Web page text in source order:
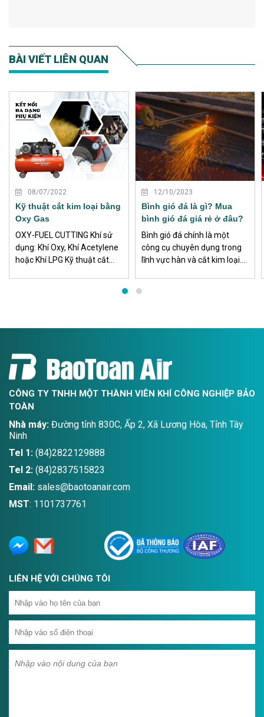
BÀI VIẾT LIÊN QUAN
XEM THÊM
08/07/2022
Kỹ thuật cắt kim loại bằng
Oxy Gas
OXY-FUEL CUTTING Khí sử
dụng: Khí Oxy, Khí Acetylene
hoặc Khí LPG Kỹ thuật cắt
XEM THÊM
12/10/2023
Bình gió đá là gì? Mua
bình gió đá giá rẻ ở đâu?
Bình gió đá chính là một
công cụ chuyên dụng trong
lĩnh vực hàn và cắt kim loại.
CÔNG TY TNHH MỘT THÀNH VIÊN KHÍ CÔNG NGHIỆP BẢO
TOÀN
Nhà máy: Đường tỉnh 830C, Ấp 2, Xã Lương Hòa, Tỉnh Tây
Ninh
Tel 1: (84)2822129888
Tel 2: (84)2837515823
Email: sales@baotoanair.com
MST: 1101737761
LIÊN HỆ VỚI CHÚNG TÔI